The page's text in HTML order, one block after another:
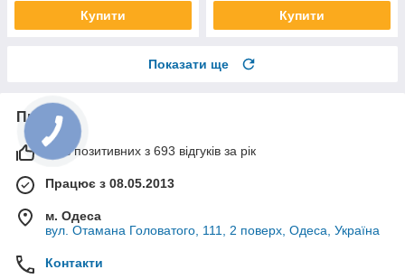
Купити Купити
Показати ще
Про нас
99% позитивних з 693 відгуків за рік
Працює з 08.05.2013
м. Одеса
вул. Отамана Головатого, 111, 2 поверх, Одеса, Україна
Контакти